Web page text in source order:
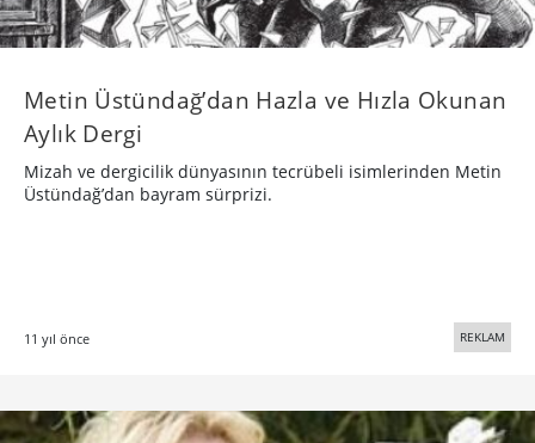
Metin Üstündağ’dan Hazla ve Hızla Okunan
Aylık Dergi
Mizah ve dergicilik dünyasının tecrübeli isimlerinden Metin
Üstündağ’dan bayram sürprizi.
11 yıl önce REKLAM